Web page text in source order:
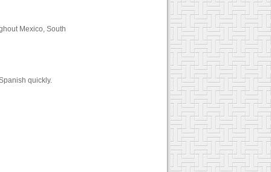
Mexico, South
quickly.